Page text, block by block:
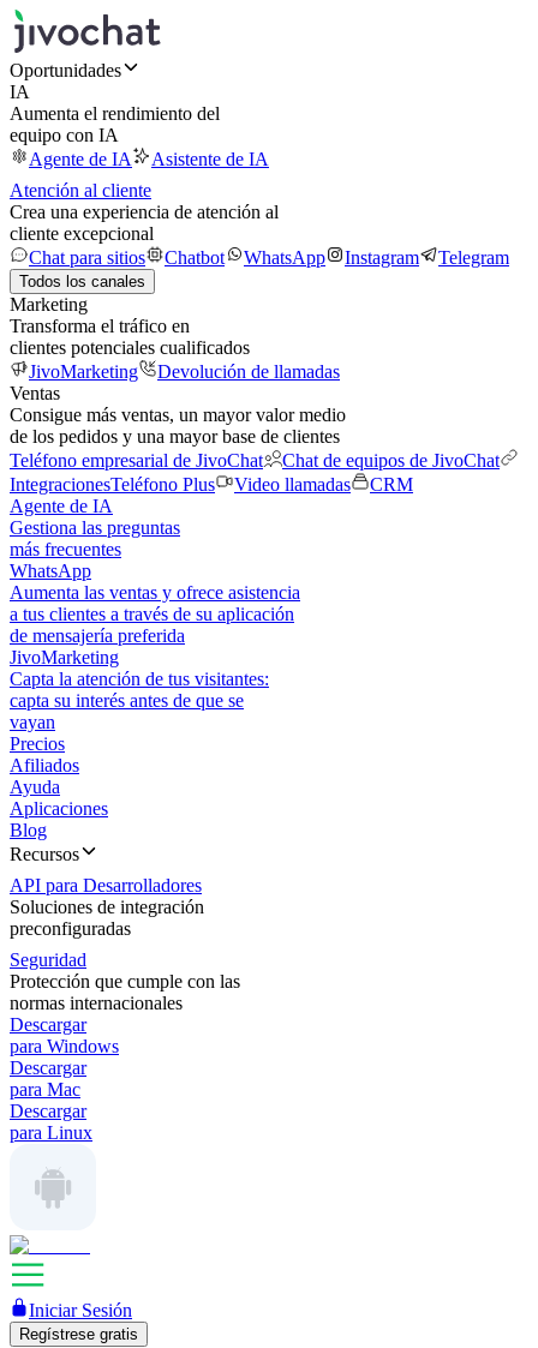
Oportunidades
IA
Aumenta el rendimiento del
equipo con IA
Agente de IA
Asistente de IA
Atención al cliente
Crea una experiencia de atención al
cliente excepcional
Chat para sitios
Chatbot WhatsApp Instagram Telegram
Todos los canales
Marketing
Transforma el tráfico en
clientes potenciales cualificados
JivoMarketing
Devolución de llamadas
Ventas
Consigue más ventas, un mayor valor medio
de los pedidos y una mayor base de clientes
Teléfono empresarial de JivoChat
Chat de equipos de JivoChat
IntegracionesTeléfono Plus Video llamadas
CRM
Agente de IA
Gestiona las preguntas
más frecuentes
WhatsApp
Aumenta las ventas y ofrece asistencia
a tus clientes a través de su aplicación
de mensajería preferida
JivoMarketing
Capta la atención de tus visitantes:
capta su interés antes de que se
vayan
Precios
Afiliados
Ayuda
Aplicaciones
Blog
Recursos
API para Desarrolladores
Soluciones de integración
preconfiguradas
Seguridad
Protección que cumple con las
normas internacionales
Descargar
para Windows
Descargar
para Mac
Descargar
para Linux
Iniciar Sesión
Regístrese gratis